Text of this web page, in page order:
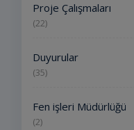
Proje Çalışmaları
(22)
Duyurular
(35)
Fen işleri Müdürlüğü
(2)